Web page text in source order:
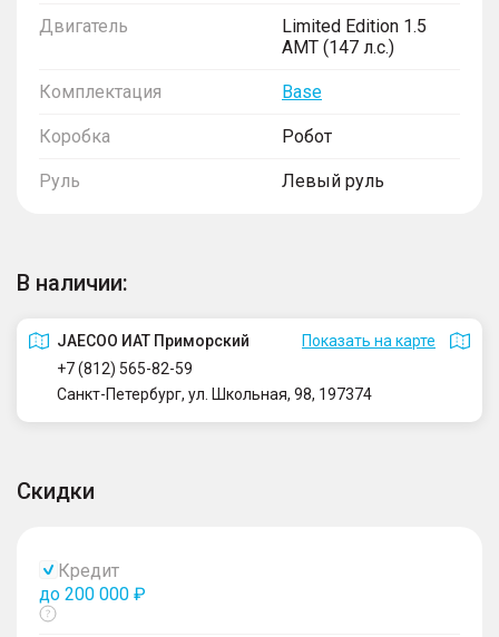
Двигатель
Limited Edition 1.5
AMT (147 л.с.)
Комплектация Base
Коробка Робот
Руль Левый руль
В наличии:
JAECOO ИАТ Приморский
Показать на карте
+7 (812) 565-82-59
Санкт-Петербург, ул. Школьная, 98, 197374
Скидки
Кредит
до 200 000 ₽
Показать